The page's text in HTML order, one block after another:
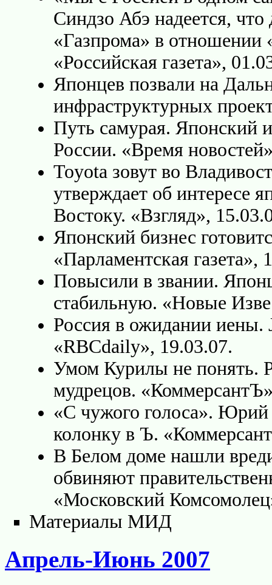
Синдзо Абэ надеется, что
«Газпрома» в отношении
«Российская газета»,
Японцев позвали на
инфраструктурных
Путь самурая. Японский
России. «Время
Toyota зовут во
утверждает об интересе
Востоку. «Взгляд»,
Японский бизнес
«Парламентская газета»,
Повысили в звании.
стабильную. «Новые
Россия в ожидании иены.
«RBCdaily», 19.03.07.
Умом Курилы не понять.
мудрецов.
«С чужого голоса». Юрий
колонку в Ъ.
В Белом доме нашли
обвиняют
«Московский
Материалы МИД
Апрель-Июнь 2007